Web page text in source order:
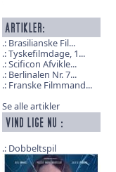
Brasilianske Fil...
Tyskefilmdage, 1...
Scificon Afvikle...
Berlinalen Nr. 7...
Franske Filmmand...
Se alle artikler
Dobbeltspil